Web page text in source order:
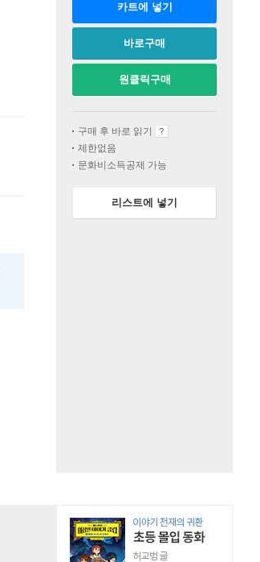
카트에 넣기
바로구매
원클릭구매
구매 후 바로 읽기
제한없음
문화비소득공제 가능
리스트에 넣기